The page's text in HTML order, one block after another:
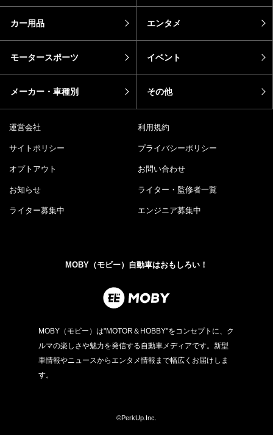
カー用品 エンタメ
モータースポーツ イベント
メーカー・車種別 その他
運営会社 利用規約
サイトポリシー プライバシーポリシー
オプトアウト お問い合わせ
お知らせ ライター・監修者一覧
ライター募集中 エンジニア募集中
MOBY（モビー）自動車はおもしろい！
MOBY（モビー）は"MOTOR＆HOBBY"をコンセプトに、ク
ルマの楽しさや魅力を発信する自動車メディアです。新型
車情報やニュースからエンタメ情報まで幅広くお届けしま
す。
©PerkUp.Inc.